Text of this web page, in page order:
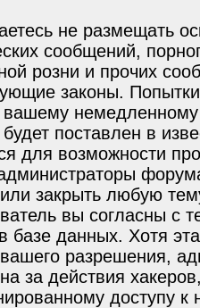
не размещать
сообщений,
розни и прочих
законы.
вашему
поставлен в
для возможности
или закрыть любую
вы согласны с
базе данных. Хотя
разрешения,
за действия
доступу к